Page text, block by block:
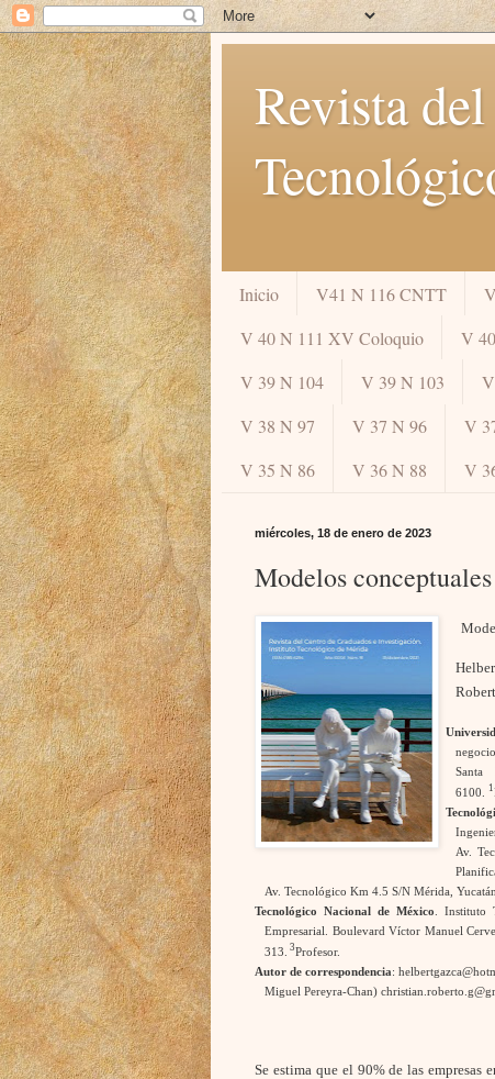
Revista
Inicio V41 N 116 CNTT
V 40 N 111 XV Coloquio
V
V 39 N 104
V 39 N 103
V 38 N 97
V 37 N 96 V
V 35 N 86
V 36 N 88 V
miércoles, 18 de enero de 2023
Modelos
6100.
1
Av.
Av. Tecnológico Km 4.5 S/N Mérida,
Tecnológico Nacional de México
. Instituto
Empresarial. Boulevard Víctor Manuel
313. 3Profesor.
Autor de correspondencia:
Miguel Pereyra-Chan)
Se estima que el 90% de las